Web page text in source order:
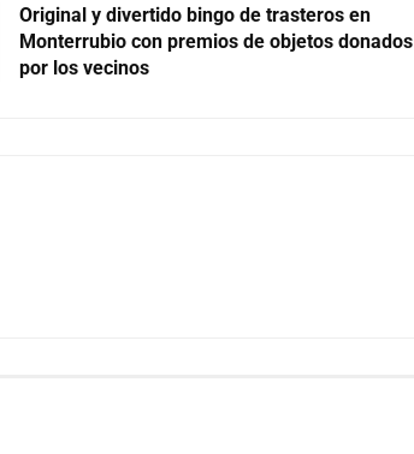
Original y divertido bingo de trasteros en
Monterrubio con premios de objetos donados
por los vecinos